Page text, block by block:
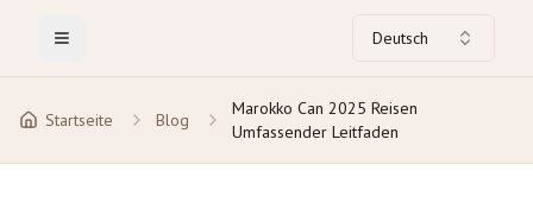
Toggle Menu Deutsch
Startseite Blog
Marokko Can 2025 Reisen
Umfassender Leitfaden